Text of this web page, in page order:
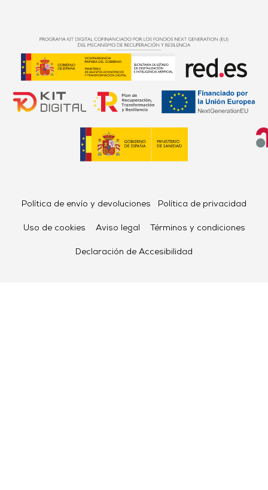
Política de envío y devoluciones Política de privacidad
Uso de cookies Aviso legal Términos y condiciones
Declaración de Accesibilidad